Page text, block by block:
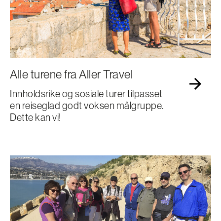
OVER 60
Alle turene fra Aller Travel
Innholdsrike og sosiale turer tilpasset
en reiseglad godt voksen målgruppe.
Dette kan vi!